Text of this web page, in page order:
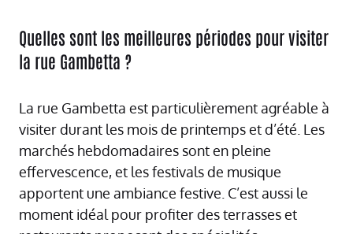
Quelles sont les meilleures périodes pour visiter
la rue Gambetta ?
La rue Gambetta est particulièrement agréable à
visiter durant les mois de printemps et d’été. Les
marchés hebdomadaires sont en pleine
effervescence, et les festivals de musique
apportent une ambiance festive. C’est aussi le
moment idéal pour profiter des terrasses et